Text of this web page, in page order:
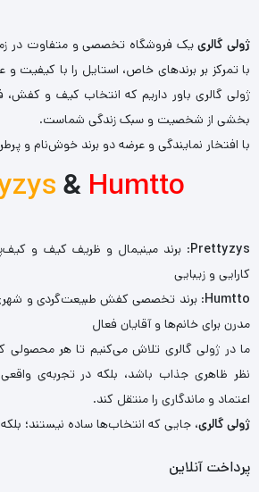
ژولی گالرییک فروشگاه تخصصی و متفاوت در
با تمرکز بر برندهای خاص، استایل را با کیفیت و
ژولی گالری باور داریم که انتخاب کیف و
بخشی از شخصیت و سبک زندگی شماست.
با افتخار نمایندگی و عرضه دو برند خوش‌نام و
& Humtto
Prettyzys: برند مینیمال و ظریف کیف و
کارایی و زیبایی
Humtto: برند تخصصی کفش طبیعت‌گردی و
مدرن برای خانم‌ها و آقایان فعال
ما در ژولی گالری تلاش می‌کنیم تا هر محصولی
نظر ظاهری جذاب باشد، بلکه در تجربه‌ی
اعتماد و ماندگاری را منتقل کند.
ژولی گالری، جایی که انتخاب‌ها ساده نیستند؛
پرداخت آنلاین